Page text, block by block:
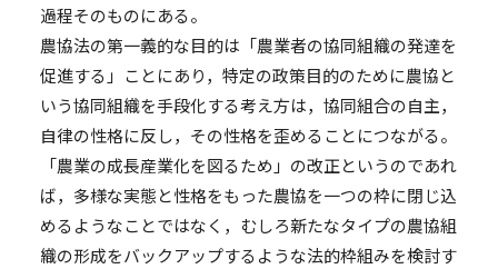
過程そのものにある。
農協法の第一義的な目的は「農業者の協同組織の発達を
促進する」ことにあり，特定の政策目的のために農協と
いう協同組織を手段化する考え方は，協同組合の自主，
自律の性格に反し，その性格を歪めることにつながる。
「農業の成長産業化を図るため」の改正というのであれ
ば，多様な実態と性格をもった農協を一つの枠に閉じ込
めるようなことではなく，むしろ新たなタイプの農協組
織の形成をバックアップするような法的枠組みを検討す